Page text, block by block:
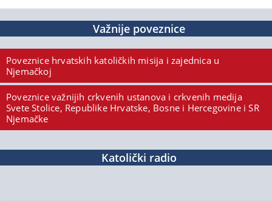
Važnije poveznice
Poveznice hrvatskih katoličkih misija i zajednica u
Njemačkoj
Poveznice važnijih crkvenih ustanova i crkvenih medija
Svete Stolice, Republike Hrvatske, Bosne i Hercegovine i SR
Njemačke
Katolički radio